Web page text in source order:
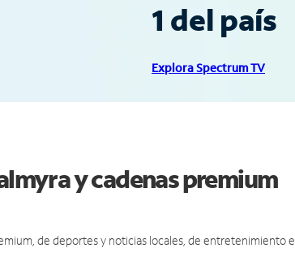
1 del país
Explora Spectrum TV
y cadenas premium
de deportes y noticias locales, de entretenimiento e